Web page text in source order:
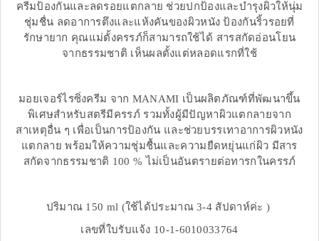
ครีมป้องกันและลดรอยแตกลาย ช่วยปกป้องและบำรุงผิวให้นุ่ม
ชุ่มชื่น ลดอาการตึงและแห้งคันของผิวหนัง ป้องกันริ้วรอยที่
รักษายาก คุณแม่ตั้งครรภ์ก็สามารถใช้ได้ สารสกัดอ่อนโยน
จากธรรมชาติ เห็นผลตั้งแต่หลอดแรกที่ใช้
มอยเจอร์ไรซิ่งครีม จาก MANAMI เป็นผลิตภัณฑ์ที่พัฒนาขึ้น
พิเศษสำหรับสตรีมีครรภ์ รวมทั้งผู้มีปัญหาผิวแตกลายจาก
สาเหตุอื่น ๆ เพื่อเป็นการป้องกัน และช่วยบรรเทาอาการผิวหนัง
แตกลาย พร้อมให้ความชุ่มชื้นและความยืดหยุ่นแก่ผิว มีสาร
สกัดจากธรรมชาติ 100 % ไม่เป็นอันตรายต่อทารกในครรภ์
ปริมาณ 150 ml (ใช้ได้ประมาณ 3-4 สัปดาห์ค่ะ )
เลขที่ใบรับแจ้ง 10-1-6010033764